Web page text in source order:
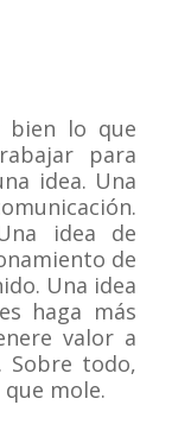
bien lo que
para
idea. Una
idea de
de
Una idea
haga más
valor a
Sobre todo,
mole.